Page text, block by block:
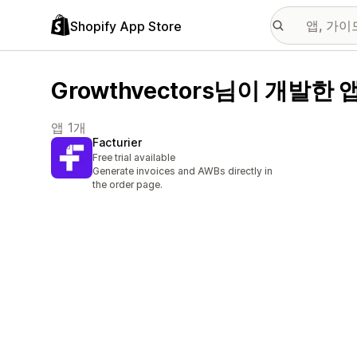
Shopify App Store
Growthvectors님이 개발한
앱 1개
Facturier
Free trial available
Generate invoices and AWBs directly in
the order page.